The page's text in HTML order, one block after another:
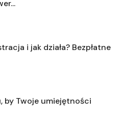
i jak działa? Bezpłatne
by Twoje umiejętności